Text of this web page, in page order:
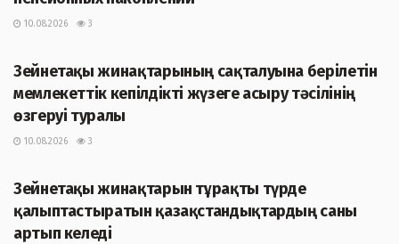
10.08.2026
3
Зейнетақы жинақтарының сақталуына берілетін
мемлекеттік кепілдікті жүзеге асыру тәсілінің
өзгеруі туралы
10.08.2026
3
Зейнетақы жинақтарын тұрақты түрде
қалыптастыратын қазақстандықтардың саны
артып келеді